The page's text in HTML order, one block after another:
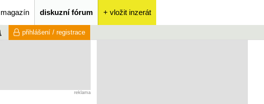
magazín diskuzní fórum + vložit inzerát
přihlášení / registrace
reklama